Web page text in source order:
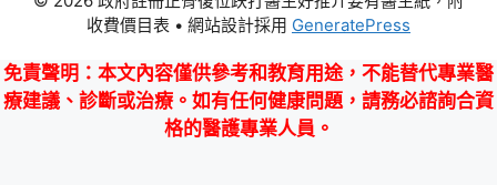
收費價目表 • 網站設計採用 GeneratePress
免責聲明 ：本文內容僅供參考和教育用途，不能替代專業醫
療建議、診斷或治療。如有任何健康問題，請務必諮詢合資
格的醫護專業人員。